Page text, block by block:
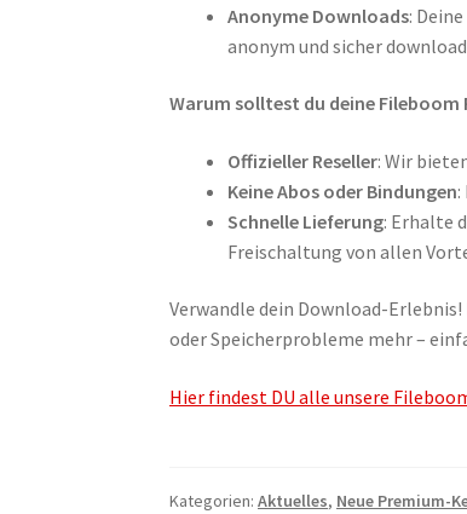
Anonyme Downloads:
anonym und sicher
Warum solltest du deine Fileboom
Offizieller Reseller: Wir
Keine Abos oder Bindungen
Schnelle Lieferung: Erhalte
Freischaltung von allen
Verwandle dein Download-
oder Speicherprobleme mehr –
Hier findest DU alle unsere
Kategorien:Aktuelles, Neue Premium-